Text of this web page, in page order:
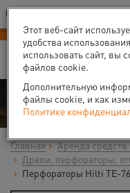
Ваш город:Москва
В Вашем регионе нет наших
Аренда
Главная
Аренда
Дрели, перфораторы,
Перфораторы Hilti TE-76
Этот веб-сайт
удобства
использовать сайт, вы
файлов cookie.
Дополнительную
файлы cookie, и как
Политике